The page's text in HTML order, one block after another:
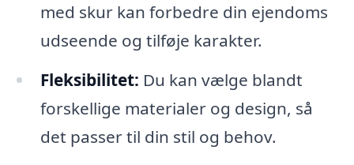
med skur kan forbedre din ejendoms
udseende og tilføje karakter.
Fleksibilitet: Du kan vælge blandt
forskellige materialer og design, så
det passer til din stil og behov.